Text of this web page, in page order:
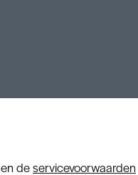
en deservicevoorwaarden